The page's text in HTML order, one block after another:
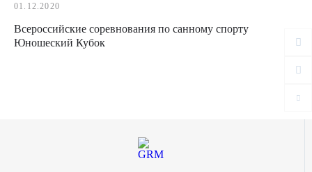
01.12.2020
Всероссийские соревнования по санному спорту
Юношеский Кубок